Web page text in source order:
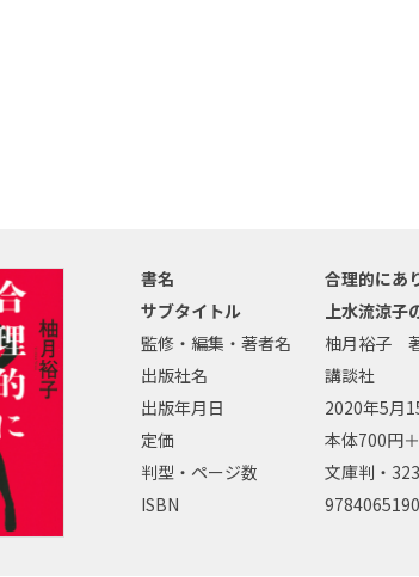
書名
合理的にあ
サブタイトル
上水流涼子
監修・編集・著者名
柚月裕子
出版社名
講談社
出版年月日
2020年5月
定価
本体700円
判型・ページ数
文庫判・
ISBN